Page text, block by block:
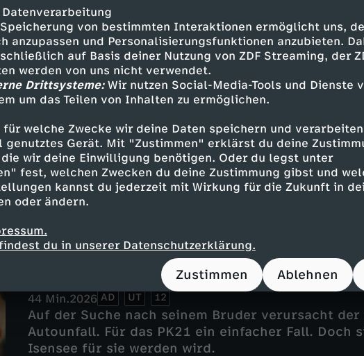
von bestimmten Interaktionen ermöglicht uns,
anzupassen und Personalisierungsfunktionen anzubieten.
auf Basis deiner Nutzung von ZDF Streaming, der
werden von uns nicht verwendet.
Drittsysteme:Wir nutzen Social-Media-Tools und Dienste
um das Teilen von Inhalten zu ermöglichen.
für welche Zwecke wir deine Daten speichern und
Gerät. Mit "Zustimmen" erklärst du deine
wir deine Einwilligung benötigen. Oder du legst unter
fest, welchen Zwecken du deine Zustimmung gibst und
kannst du jederzeit mit Wirkung für die Zukunft in
oder ändern.
du in unserer Datenschutzerklärung.
Zustimmen Ablehnen
Folge 16
Besuch in der Nacht
Das Team des PK 21 ermittelt in einem Fall von
Jura Studentin Mina Schreiber wird von einem
heimgesucht.
44 Min.2026 AD UT 12
Auf der Suche nach seinem Bruder verursacht
Autounfall. Für das PK21 ein einfacher Fall. Doch
Isensee für sie werden wird.